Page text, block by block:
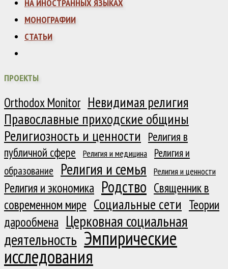
НА ИНОСТРАННЫХ ЯЗЫКАХ
МОНОГРАФИИ
СТАТЬИ
ПРОЕКТЫ
Orthodox Monitor Невидимая религия
Православные приходские общины
Религиозность и ценности Религия в
публичной сфере
Религия и медицина
Религия и
образование
Религия и семья Религия и ценности
Религия и экономика Родство Священник в
современном мире Социальные сети Теории
дарообмена Церковная социальная
деятельность Эмпирические
исследования